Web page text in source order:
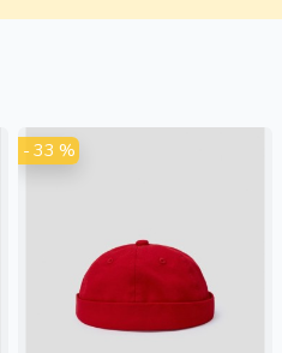
- 33 %